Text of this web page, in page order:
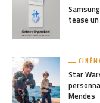
tease
Star
Mendes